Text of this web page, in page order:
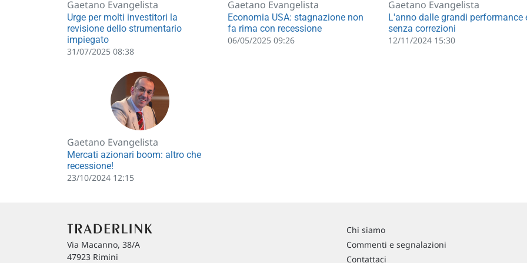
Gaetano Evangelista
Urge per molti investitori la
revisione dello strumentario
impiegato
31/07/2025 08:38
Gaetano Evangelista
Economia USA: stagnazione non
fa rima con recessione
06/05/2025 09:26
Gaetano Evangelista
L'anno dalle grandi performance
senza correzioni
12/11/2024 15:30
Gaetano Evangelista
Mercati azionari boom: altro che
recessione!
23/10/2024 12:15
Via Macanno, 38/A
47923 Rimini
Chi siamo
Commenti e segnalazioni
Contattaci